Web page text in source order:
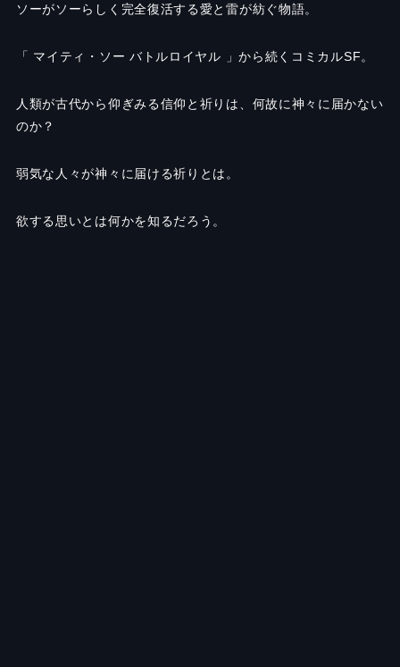
ソーがソーらしく完全復活する愛と雷が紡ぐ物語。
「 マイティ・ソー バトルロイヤル 」から続くコミカルSF。
人類が古代から仰ぎみる信仰と祈りは、何故に神々に届かない
のか？
弱気な人々が神々に届ける祈りとは。
欲する思いとは何かを知るだろう。